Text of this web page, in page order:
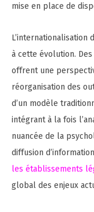
mise en place de
L’internationalisation
à cette évolution.
offrent une
réorganisation des
d’un modèle
intégrant à la fois
nuancée de la
diffusion
les établissements
global des enjeux